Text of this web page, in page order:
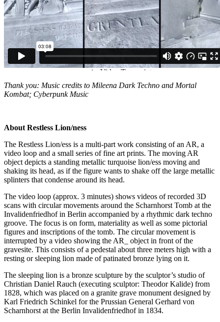
Thank you: Music credits to Mileena Dark Techno and Mortal
Kombat; Cyberpunk Music
About Restless Lion/ness
The Restless Lion/ess is a multi-part work consisting of an AR, a
video loop and a small series of fine art prints. The moving AR
object depicts a standing metallic turquoise lion/ess moving and
shaking its head, as if the figure wants to shake off the large metallic
splinters that condense around its head.
The video loop (approx. 3 minutes) shows videos of recorded 3D
scans with circular movements around the Scharnhorst Tomb at the
Invalidenfriedhof in Berlin accompanied by a rhythmic dark techno
groove. The focus is on form, materiality as well as some pictorial
figures and inscriptions of the tomb. The circular movement is
interrupted by a video showing the AR_ object in front of the
gravesite. This consists of a pedestal about three meters high with a
resting or sleeping lion made of patinated bronze lying on it.
The sleeping lion is a bronze sculpture by the sculptor’s studio of
Christian Daniel Rauch (executing sculptor: Theodor Kalide) from
1828, which was placed on a granite grave monument designed by
Karl Friedrich Schinkel for the Prussian General Gerhard von
Scharnhorst at the Berlin Invalidenfriedhof in 1834.